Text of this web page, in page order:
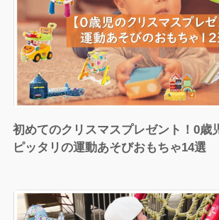
初めてのクリスマスプレゼント！0歳
ピッタリの運動あそびおもちゃ14選